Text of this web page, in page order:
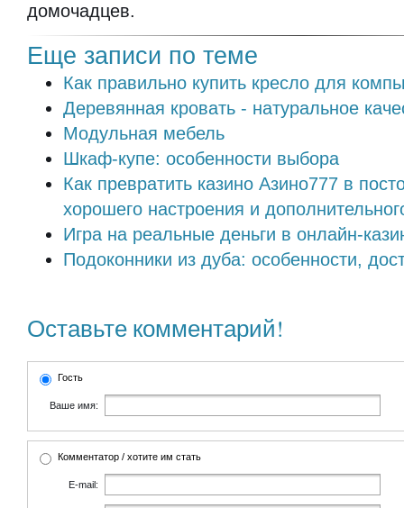
домочадцев.
Еще записи по теме
Как правильно купить кресло для
Деревянная кровать - натуральное
Модульная мебель
Шкаф-купе: особенности выбора
Как превратить казино Азино777 в
хорошего настроения и
Игра на реальные деньги в онлайн-
Подоконники из дуба: особенности,
Оставьте комментарий!
Гость
Ваше имя:
Комментатор / хотите им стать
E-mail: